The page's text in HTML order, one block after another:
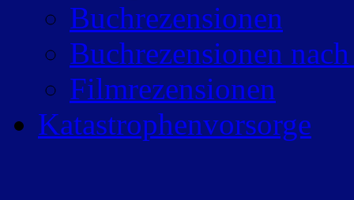
Buchrezensionen
Buchrezensionen
Filmrezensionen
Katastrophenvorsorge